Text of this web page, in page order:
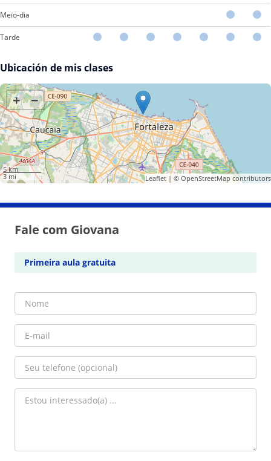
Meio-dia
Tarde
Ubicación de mis clases
+ −
5 km
3 mi
Leaflet| © OpenStreetMap contributors
Fale com Giovana
Primeira aula gratuita